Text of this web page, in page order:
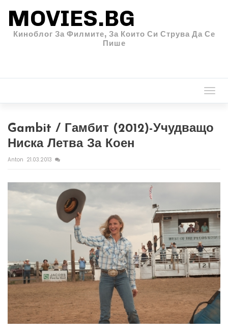
MOVIES.BG
Киноблог За Филмите, За Които Си Струва Да Се
Пише
Gambit / Гамбит (2012)-Учудващо
Ниска Летва За Коен
Anton 21.03.2013